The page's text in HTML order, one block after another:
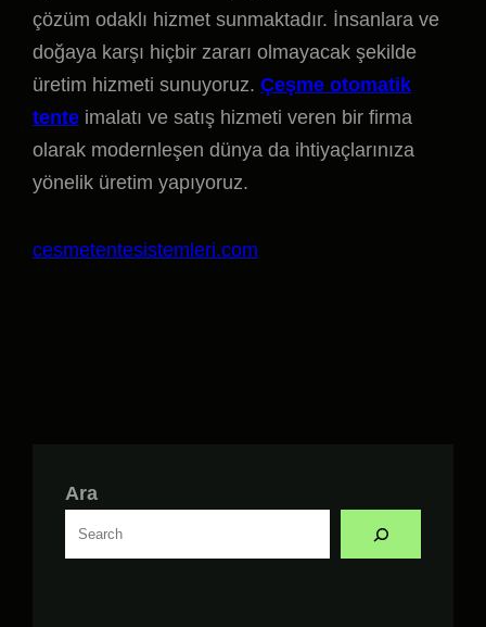
çözüm odaklı hizmet sunmaktadır. İnsanlara ve
doğaya karşı hiçbir zararı olmayacak şekilde
üretim hizmeti sunuyoruz. Çeşme otomatik
tente imalatı ve satış hizmeti veren bir firma
olarak modernleşen dünya da ihtiyaçlarınıza
yönelik üretim yapıyoruz.
cesmetentesistemleri.com
Ara